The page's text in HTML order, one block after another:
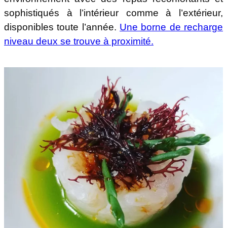
sophistiqués à l’intérieur comme à l’extérieur,
disponibles toute l’année. Une borne de recharge
niveau deux se trouve à proximité.